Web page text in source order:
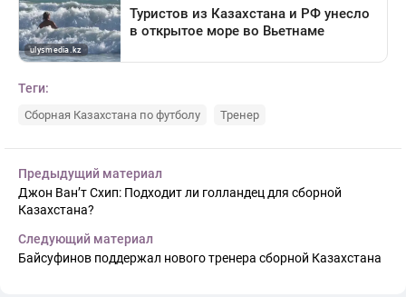
Теги:
Сборная Казахстана по футболу Тренер
Предыдущий материал
Джон Ван’т Схип: Подходит ли голландец для сборной
Казахстана?
Следующий материал
Байсуфинов поддержал нового тренера сборной Казахстана